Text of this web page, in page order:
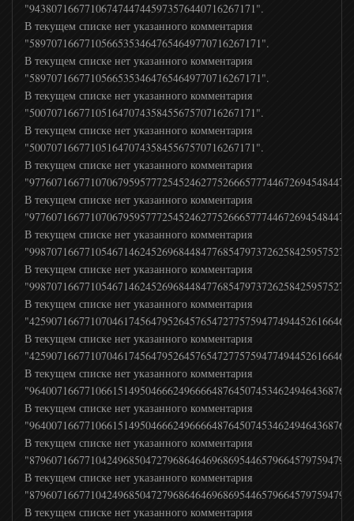
Ералаш
СоюзМультфильм
Том и Джерри
М1
М2
РУ ТВ
Bridge TV
ТНТ MUSIC
Шансон ТВ
Муз ТВ
Ля минор
"94380716677106747447445973576440716267171".
В текущем списке нет указанного комментария
"589707166771056653534647654649770716267171".
В текущем списке нет указанного комментария
"589707166771056653534647654649770716267171".
В текущем списке нет указанного комментария
"50070716677105164707435845567570716267171".
В текущем списке нет указанного комментария
"50070716677105164707435845567570716267171".
В текущем списке нет указанного комментария
В текущем списке нет указанного комментария
В текущем списке нет указанного комментария
В текущем списке нет указанного комментария
В текущем списке нет указанного комментария
В текущем списке нет указанного комментария
В текущем списке нет указанного комментария
В текущем списке нет указанного комментария
В текущем списке нет указанного комментария
В текущем списке нет указанного комментария
В текущем списке нет указанного комментария